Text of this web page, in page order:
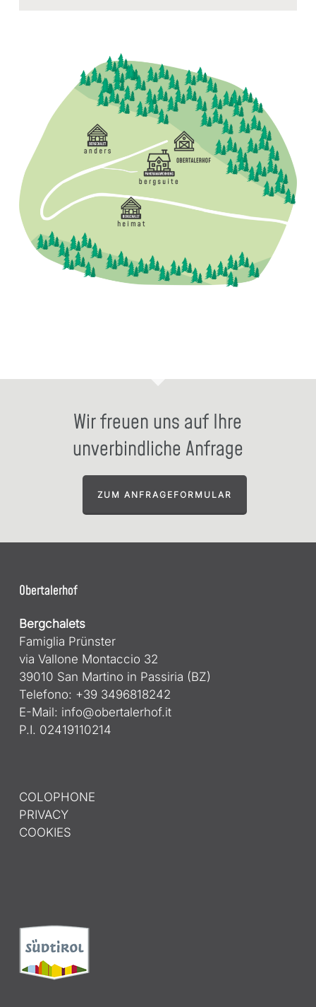
Wir freuen uns auf Ihre
unverbindliche Anfrage
ZUM ANFRAGEFORMULAR
Obertalerhof
Bergchalets
Famiglia Prünster
via Vallone Montaccio 32
39010 San Martino in Passiria (BZ)
Telefono: +39 3496818242
E-Mail: info@obertalerhof.it
P.I. 02419110214
COLOPHONE
PRIVACY
COOKIES